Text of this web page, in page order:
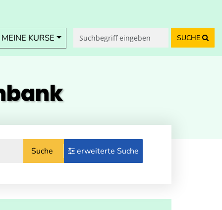
KURSE SUCHE
Suche erweiterte Suche